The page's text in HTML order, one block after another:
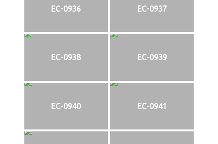
EC-0936 EC-0937
EC-0938 EC-0939
EC-0940 EC-0941